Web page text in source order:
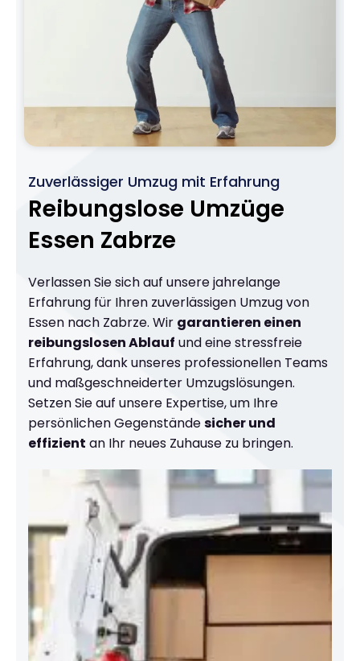
Zuverlässiger Umzug mit Erfahrung
Reibungslose Umzüge
Essen Zabrze
Verlassen Sie sich auf unsere jahrelange
Erfahrung für Ihren zuverlässigen Umzug von
Essen nach Zabrze. Wir garantieren einen
reibungslosen Ablauf und eine stressfreie
Erfahrung, dank unseres professionellen Teams
und maßgeschneiderter Umzugslösungen.
Setzen Sie auf unsere Expertise, um Ihre
persönlichen Gegenständesicher und
effizient an Ihr neues Zuhause zu bringen.